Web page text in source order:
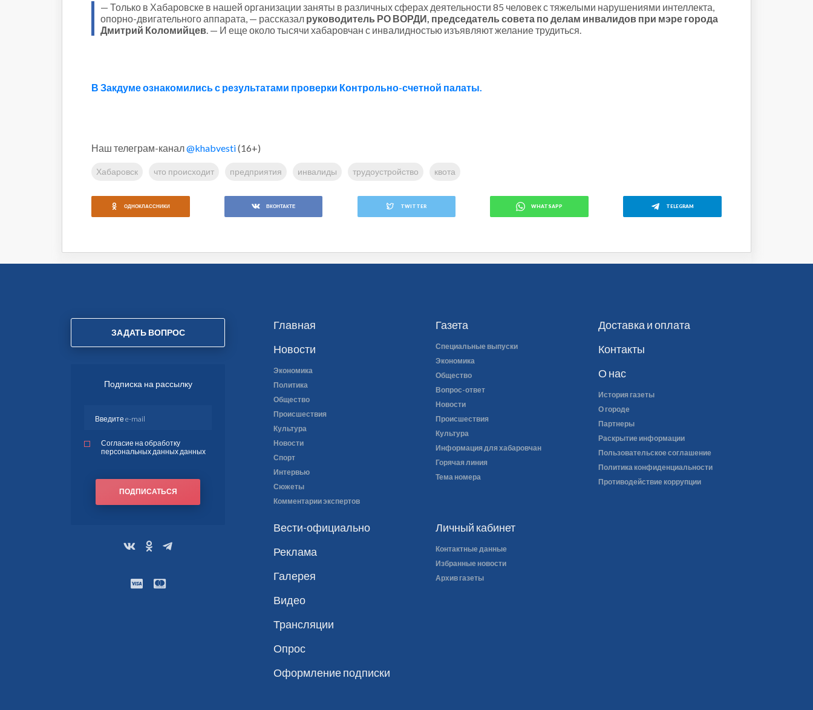
— Только в Хабаровске в нашей организации заняты в различных сферах деятельности 85 человек с тяжелыми нарушениями интеллекта,
опорно-двигательного аппарата, — рассказал руководитель РО ВОРДИ, председатель совета по делам инвалидов при мэре города
Дмитрий Коломийцев . — И еще около тысячи хабаровчан с инвалидностью изъявляют желание трудиться.
В Закдуме ознакомились с результатами проверки Контрольно-счетной палаты.
Наш телеграм-канал@khabvesti(16+)
Хабаровск что происходит предприятия инвалиды трудоустройство квота
ОДНОКЛАССНИКИ ВКОНТАКТЕ TWITTER WHATSAPP TELEGRAM
Личный кабинет
Контактные данные
Избранные новости
Архив газеты
Главная
Новости
Экономика
Политика
Общество
Происшествия
Культура
Новости
Спорт
Интервью
Сюжеты
Комментарии экспертов
Газета
Специальные выпуски
Экономика
Общество
Вопрос-ответ
Новости
Происшествия
Культура
Информация для хабаровчан
Горячая линия
Тема номера
Доставка и оплата
Контакты
О нас
История газеты
О городе
Партнеры
Раскрытие информации
Пользовательское соглашение
Политика конфиденциальности
Противодействие коррупции
Вести-официально
Реклама
Галерея
Видео
Трансляции
Опрос
Оформление подписки
ЗАДАТЬ ВОПРОС
Подписка на рассылку
Согласие на обработку
персональных данных данных
ПОДПИСАТЬСЯ